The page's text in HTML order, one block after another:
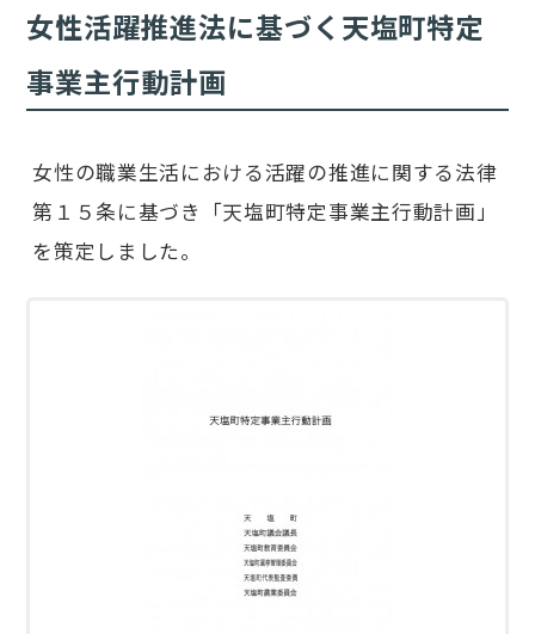
女性活躍推進法に基づく天塩町特定
事業主行動計画
女性の職業生活における活躍の推進に関する法律
第１５条に基づき「天塩町特定事業主行動計画」
を策定しました。